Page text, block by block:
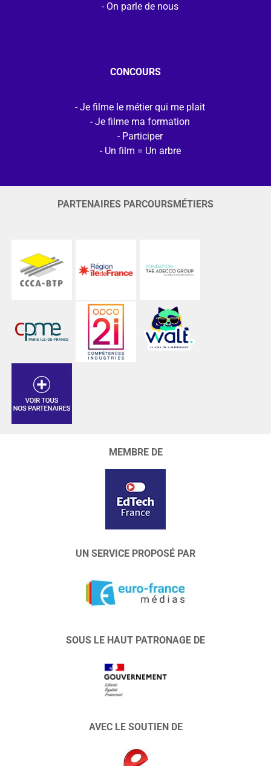
On parle de nous
CONCOURS
Je filme le métier qui me plait
Je filme ma formation
Participer
Un film = Un arbre
PARTENAIRES PARCOURSMÉTIERS
MEMBRE DE
UN SERVICE PROPOSÉ PAR
SOUS LE HAUT PATRONAGE DE
AVEC LE SOUTIEN DE